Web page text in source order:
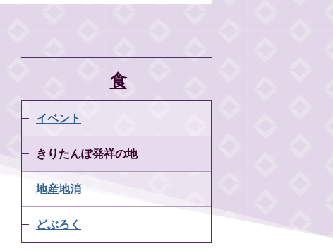
食
イベント
きりたんぽ発祥の地
地産地消
どぶろく